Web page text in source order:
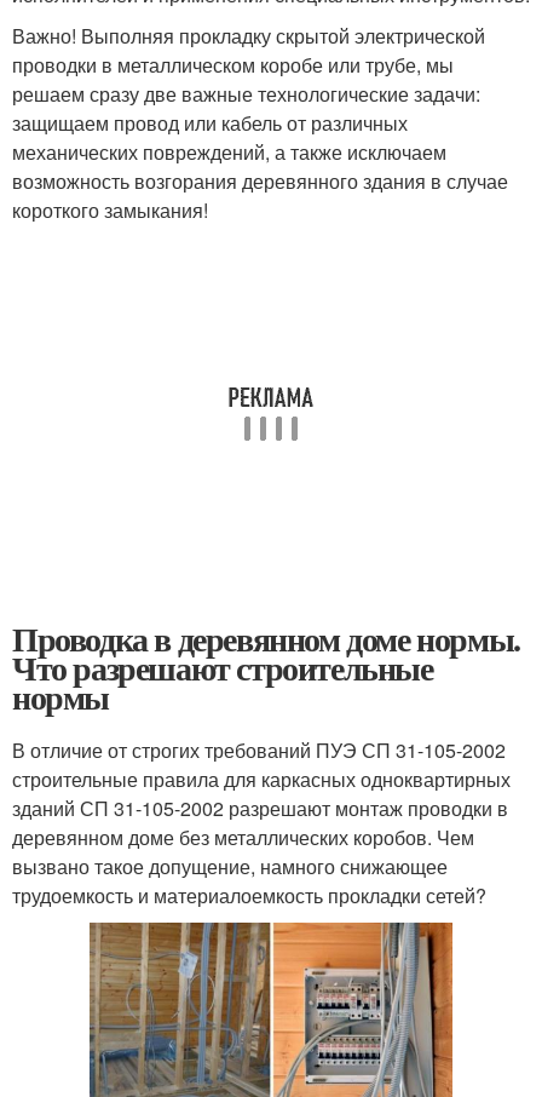
Важно! Выполняя прокладку скрытой электрической
проводки в металлическом коробе или трубе, мы
решаем сразу две важные технологические задачи:
защищаем провод или кабель от различных
механических повреждений, а также исключаем
возможность возгорания деревянного здания в случае
короткого замыкания!
Проводка в деревянном доме нормы.
Что разрешают строительные
нормы
В отличие от строгих требований ПУЭ СП 31-105-2002
строительные правила для каркасных одноквартирных
зданий СП 31-105-2002 разрешают монтаж проводки в
деревянном доме без металлических коробов. Чем
вызвано такое допущение, намного снижающее
трудоемкость и материалоемкость прокладки сетей?